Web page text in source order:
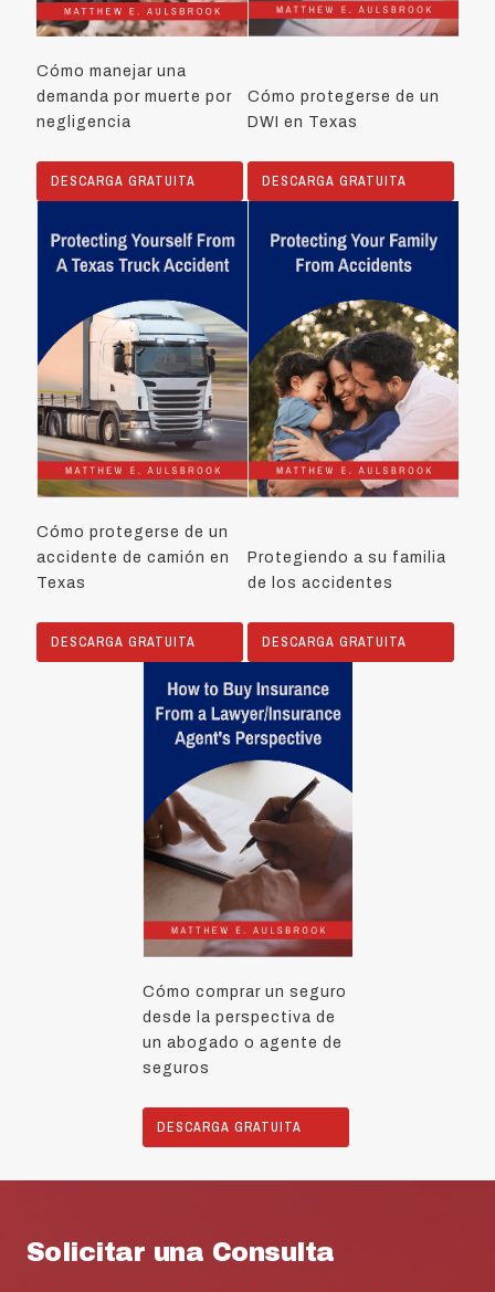
Cómo manejar una
demanda por muerte por
negligencia
DESCARGA GRATUITA
Cómo protegerse de un
DWI en Texas
DESCARGA GRATUITA
Cómo protegerse de un
accidente de camión en
Texas
DESCARGA GRATUITA
Protegiendo a su familia
de los accidentes
DESCARGA GRATUITA
Cómo comprar un seguro
desde la perspectiva de
un abogado o agente de
seguros
DESCARGA GRATUITA
Solicitar una Consulta